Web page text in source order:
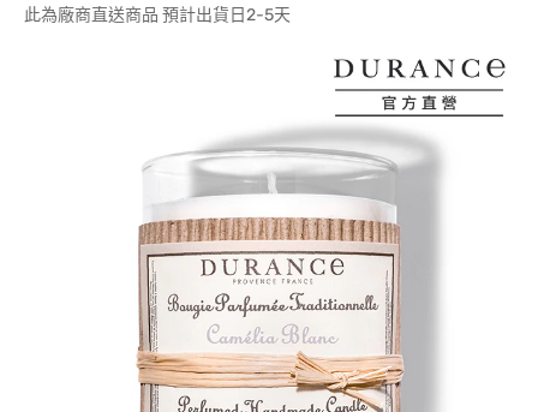
此為廠商直送商品 預計出貨日2-5天